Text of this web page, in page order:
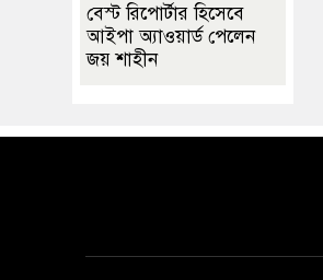
বেস্ট রিপোর্টার হিসেবে
আইপা অ্যাওয়ার্ড পেলেন
জয় শাহীন